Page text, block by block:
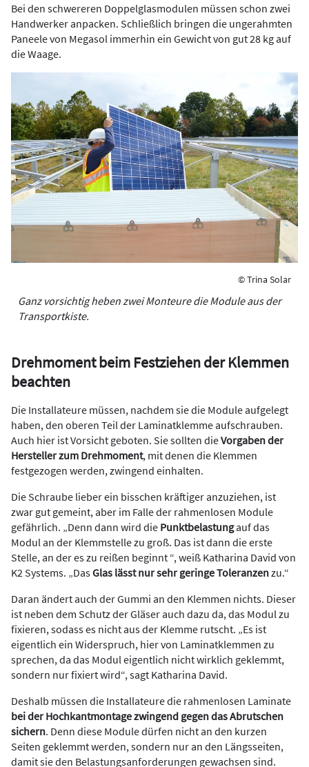
Bei den schwereren Doppelglasmodulen müssen schon zwei
Handwerker anpacken. Schließlich bringen die ungerahmten
Paneele von Megasol immerhin ein Gewicht von gut 28 kg auf
die Waage.
© Trina Solar
Ganz vorsichtig heben zwei Monteure die Module aus der
Transportkiste.
Drehmoment beim Festziehen der Klemmen
beachten
Die Installateure müssen, nachdem sie die Module aufgelegt
haben, den oberen Teil der Laminatklemme aufschrauben.
Auch hier ist Vorsicht geboten. Sie sollten dieVorgaben der
Hersteller zum Drehmoment, mit denen die Klemmen
festgezogen werden, zwingend einhalten.
Die Schraube lieber ein bisschen kräftiger anzuziehen, ist
zwar gut gemeint, aber im Falle der rahmenlosen Module
gefährlich. „Denn dann wird die Punktbelastungauf das
Modul an der Klemmstelle zu groß. Das ist dann die erste
Stelle, an der es zu reißen beginnt “, weiß Katharina David von
K2 Systems. „DasGlas lässt nur sehr geringe Toleranzenzu.“
Daran ändert auch der Gummi an den Klemmen nichts. Dieser
ist neben dem Schutz der Gläser auch dazu da, das Modul zu
fixieren, sodass es nicht aus der Klemme rutscht. „Es ist
eigentlich ein Widerspruch, hier von Laminatklemmen zu
sprechen, da das Modul eigentlich nicht wirklich geklemmt,
sondern nur fixiert wird“, sagt Katharina David.
Deshalb müssen die Installateure die rahmenlosen Laminate
bei der Hochkantmontage zwingend gegen das Abrutschen
sichern. Denn diese Module dürfen nicht an den kurzen
Seiten geklemmt werden, sondern nur an den Längsseiten,
damit sie den Belastungsanforderungen gewachsen sind.